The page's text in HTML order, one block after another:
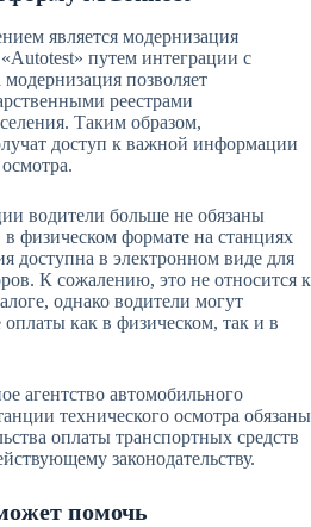
является модернизация
путем интеграции с
позволяет
реестрами
Таким образом,
доступ к важной информации
водители больше не обязаны
физическом формате на станциях
доступна в электронном виде для
К сожалению, это не относится к
однако водители могут
как в физическом, так и в
агентство автомобильного
технического осмотра обязаны
оплаты транспортных средств
законодательству.
помочь